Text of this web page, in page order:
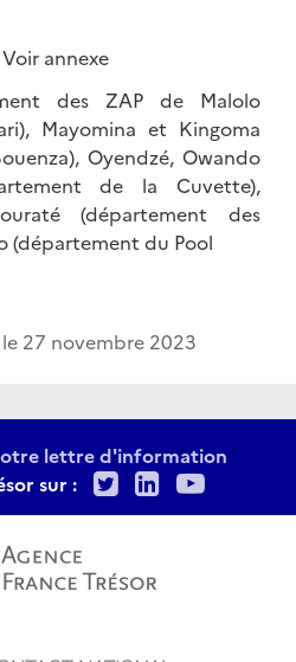
annexe
des ZAP de Malolo
Mayomina et Kingoma
Oyendzé, Owando
de la Cuvette),
(département des
(département du Pool
27 novembre 2023
lettre d'information
sur :
TwitterLinkedIn